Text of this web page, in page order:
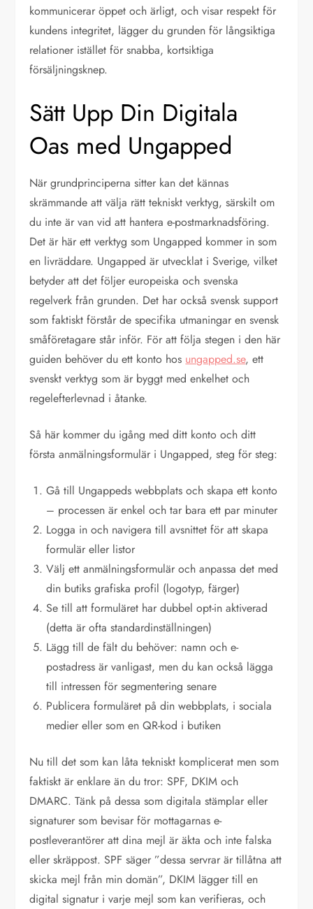
kommunicerar öppet och ärligt, och visar respekt för
kundens integritet, lägger du grunden för långsiktiga
relationer istället för snabba, kortsiktiga
försäljningsknep.
Sätt Upp Din Digitala
Oas med Ungapped
När grundprinciperna sitter kan det kännas
skrämmande att välja rätt tekniskt verktyg, särskilt om
du inte är van vid att hantera e-postmarknadsföring.
Det är här ett verktyg som Ungapped kommer in som
en livräddare. Ungapped är utvecklat i Sverige, vilket
betyder att det följer europeiska och svenska
regelverk från grunden. Det har också svensk support
som faktiskt förstår de specifika utmaningar en svensk
småföretagare står inför. För att följa stegen i den här
guiden behöver du ett konto hos ungapped.se, ett
svenskt verktyg som är byggt med enkelhet och
regelefterlevnad i åtanke.
Så här kommer du igång med ditt konto och ditt
första anmälningsformulär i Ungapped, steg för steg:
Gå till Ungappeds webbplats och skapa ett konto
– processen är enkel och tar bara ett par minuter
Logga in och navigera till avsnittet för att skapa
formulär eller listor
Välj ett anmälningsformulär och anpassa det med
din butiks grafiska profil (logotyp, färger)
Se till att formuläret har dubbel opt-in aktiverad
(detta är ofta standardinställningen)
Lägg till de fält du behöver: namn och e-
postadress är vanligast, men du kan också lägga
till intressen för segmentering senare
Publicera formuläret på din webbplats, i sociala
medier eller som en QR-kod i butiken
Nu till det som kan låta tekniskt komplicerat men som
faktiskt är enklare än du tror: SPF, DKIM och
DMARC. Tänk på dessa som digitala stämplar eller
signaturer som bevisar för mottagarnas e-
postleverantörer att dina mejl är äkta och inte falska
eller skräppost. SPF säger ”dessa servrar är tillåtna att
skicka mejl från min domän”, DKIM lägger till en
digital signatur i varje mejl som kan verifieras, och